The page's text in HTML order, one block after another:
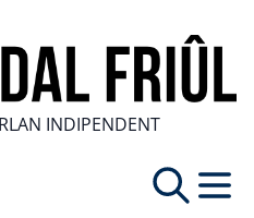
INDIPENDENT